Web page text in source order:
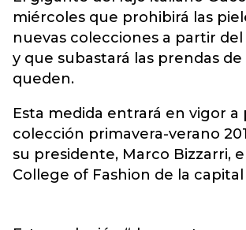
miércoles que prohibirá las
nuevas colecciones a partir
y que subastará las prendas
queden.
Esta medida entrará en vigor a
colección primavera-verano
su presidente, Marco Bizzarri,
College of Fashion de la